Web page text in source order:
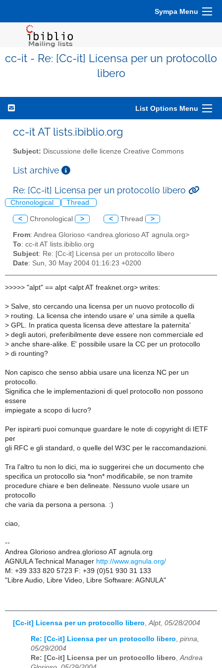
Sympa Menu
cc-it - Re: [Cc-it] Licensa per un protocollo
libero
List Options Menu
cc-it AT lists.ibiblio.org
Subject: Discussione delle licenze Creative Commons
List archive
Re: [Cc-it] Licensa per un protocollo libero
Chronological Thread
< Chronological > < Thread >
From: Andrea Glorioso <andrea.glorioso AT agnula.org>
To: cc-it AT lists.ibiblio.org
Subject: Re: [Cc-it] Licensa per un protocollo libero
Date: Sun, 30 May 2004 01:16:23 +0200
>>>>> "alpt" == alpt <alpt AT freaknet.org> writes:
> Salve, sto cercando una licensa per un nuovo protocollo di
> routing. La licensa che intendo usare e' una simile a quella
> GPL. In pratica questa licensa deve attestare la paternita'
> degli autori, preferibilmente deve essere non commerciale ed
> anche share-alike. E' possibile usare la CC per un protocollo
> di rounting?
Non capisco che senso abbia usare una licenza NC per un
protocollo.
Significa che le implementazioni di quel protocollo non possono
essere
impiegate a scopo di lucro?
Per ispirarti puoi comunque guardare le note di copyright di IETF
per
gli RFC e gli standard, o quelle del W3C per le raccomandazioni.
Tra l'altro tu non lo dici, ma io suggerirei che un documento che
specifica un protocollo sia *non* modificabile, se non tramite
procedure chiare e ben delineate. Nessuno vuole usare un
protocollo
che varia da persona a persona. :)
ciao,
--
Andrea Glorioso andrea.glorioso AT agnula.org
AGNULA Technical Manager http://www.agnula.org/
M: +39 333 820 5723 F: +39 (0)51 930 31 133
"Libre Audio, Libre Video, Libre Software: AGNULA"
[Cc-it] Licensa per un protocollo libero Alpt, 05/28/2004
Re: [Cc-it] Licensa per un protocollo libero, pinna,
05/29/2004
Re: [Cc-it] Licensa per un protocollo libero,Andrea